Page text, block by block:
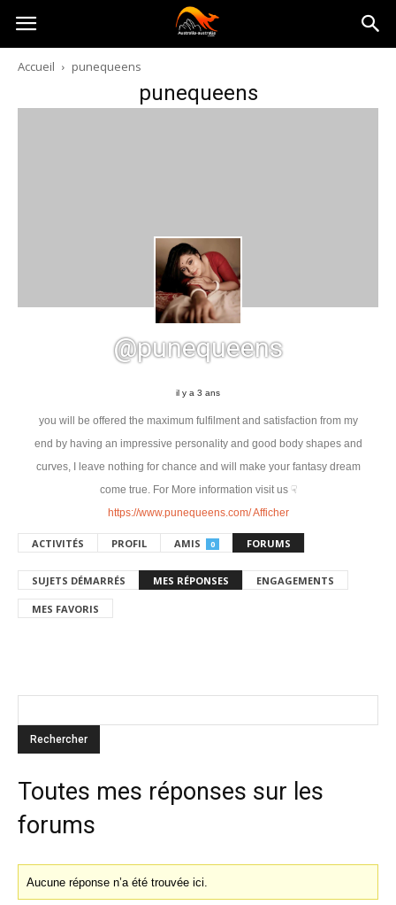
Australia-
australie.com
Accueil punequeens
punequeens
@punequeens
il y a 3 ans
you will be offered the maximum fulfilment and satisfaction from my
end by having an impressive personality and good body shapes and
curves, I leave nothing for chance and will make your fantasy dream
come true. For More information visit us ☟
https://www.punequeens.com/Afficher
ACTIVITÉS PROFIL AMIS 0 FORUMS
SUJETS DÉMARRÉS MES RÉPONSES ENGAGEMENTS
MES FAVORIS
Toutes mes réponses sur les
forums
Aucune réponse n’a été trouvée ici.